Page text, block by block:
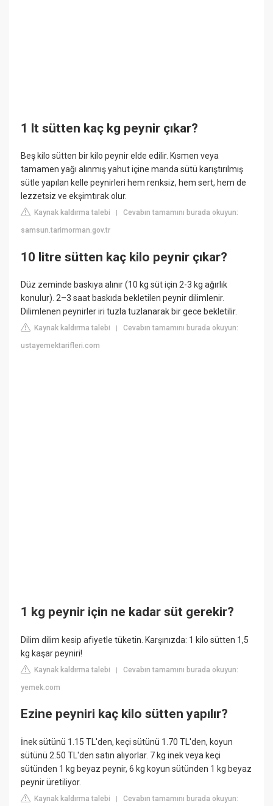
1 lt sütten kaç kg peynir çıkar?
Beş kilo sütten bir kilo peynir elde edilir. Kısmen veya
tamamen yağı alınmış yahut içine manda sütü karıştırılmış
sütle yapılan kelle peynirleri hem renksiz, hem sert, hem de
lezzetsiz ve ekşimtırak olur.
Kaynak kaldırma talebi |Cevabın tamamını burada okuyun:
samsun.tarimorman.gov.tr
10 litre sütten kaç kilo peynir çıkar?
Düz zeminde baskıya alınır (10 kg süt için 2-3 kg ağırlık
konulur). 2–3 saat baskıda bekletilen peynir dilimlenir.
Dilimlenen peynirler iri tuzla tuzlanarak bir gece bekletilir.
Kaynak kaldırma talebi |Cevabın tamamını burada okuyun:
ustayemektarifleri.com
1 kg peynir için ne kadar süt gerekir?
Dilim dilim kesip afiyetle tüketin. Karşınızda: 1 kilo sütten 1,5
kg kaşar peyniri!
Kaynak kaldırma talebi |Cevabın tamamını burada okuyun:
yemek.com
Ezine peyniri kaç kilo sütten yapılır?
İnek sütünü 1.15 TL'den, keçi sütünü 1.70 TL'den, koyun
sütünü 2.50 TL'den satın alıyorlar. 7 kg inek veya keçi
sütünden 1 kg beyaz peynir, 6 kg koyun sütünden 1 kg beyaz
peynir üretiliyor.
Kaynak kaldırma talebi |Cevabın tamamını burada okuyun: